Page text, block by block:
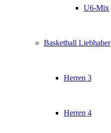
U6-Mix
Basketball Liebhaber
Herren 3
Herren 4